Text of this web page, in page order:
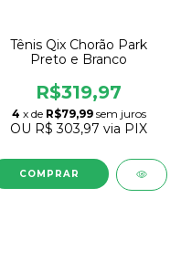
Tênis Qix Chorão Park
Preto e Branco
R$319,97
4 x de R$79,99 sem juros
OU R$ 303,97 via PIX
COMPRAR